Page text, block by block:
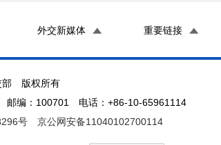
外交新媒体 重要链接
部 版权所有
编：100701 电话：+86-10-65961114
号 京公网安备11040102700114